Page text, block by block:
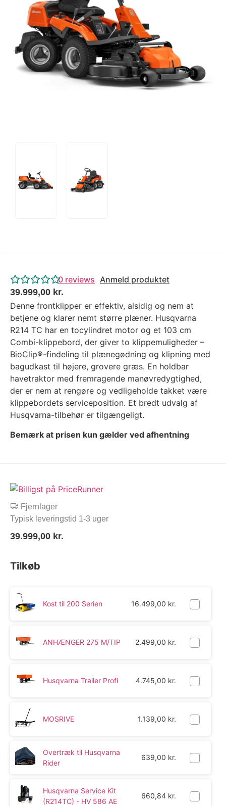
Tips og tricks
4.4 Google Reviews
4.7 Trustpilot
0 reviews Anmeld produktet
39.999,00 kr.
Denne frontklipper er effektiv, alsidig og nem at
betjene og klarer nemt større plæner. Husqvarna
R214 TC har en tocylindret motor og et 103 cm
Combi-klippebord, der giver to klippemuligheder –
BioClip®-findeling til plænegødning og klipning med
bagudkast til højere, grovere græs. En holdbar
havetraktor med fremragende manøvredygtighed,
der er nem at rengøre og vedligeholde takket være
klippebordets serviceposition. Et bredt udvalg af
Husqvarna-tilbehør er tilgængeligt.
Bemærk at prisen kun gælder ved afhentning
Fjernlager
Typisk leveringstid 1-3 uger
39.999,00 kr.
Tilkøb
Kost til 200 Serien 16.499,00 kr.
ANHÆNGER 275 M/TIP 2.499,00 kr.
Husqvarna Trailer Profi 4.745,00 kr.
MOSRIVE 1.139,00 kr.
Overtræk til Husqvarna
Rider
639,00 kr.
Husqvarna Service Kit
(R214TC) - HV 586 AE
660,84 kr.